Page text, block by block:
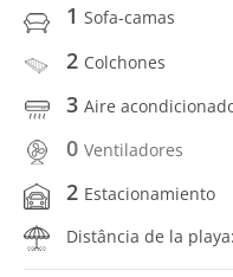
1 Sofa-camas
2 Colchones
3 Aire
0 Ventiladores
2 Estacionamiento
Distância de la